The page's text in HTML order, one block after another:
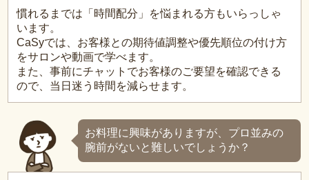
慣れるまでは「時間配分」を悩まれる方もいらっしゃ
います。
CaSyでは、お客様との期待値調整や優先順位の付け方
をサロンや動画で学べます。
また、事前にチャットでお客様のご要望を確認できる
ので、当日迷う時間を減らせます。
お料理に興味がありますが、プロ並みの
腕前がないと難しいでしょうか？